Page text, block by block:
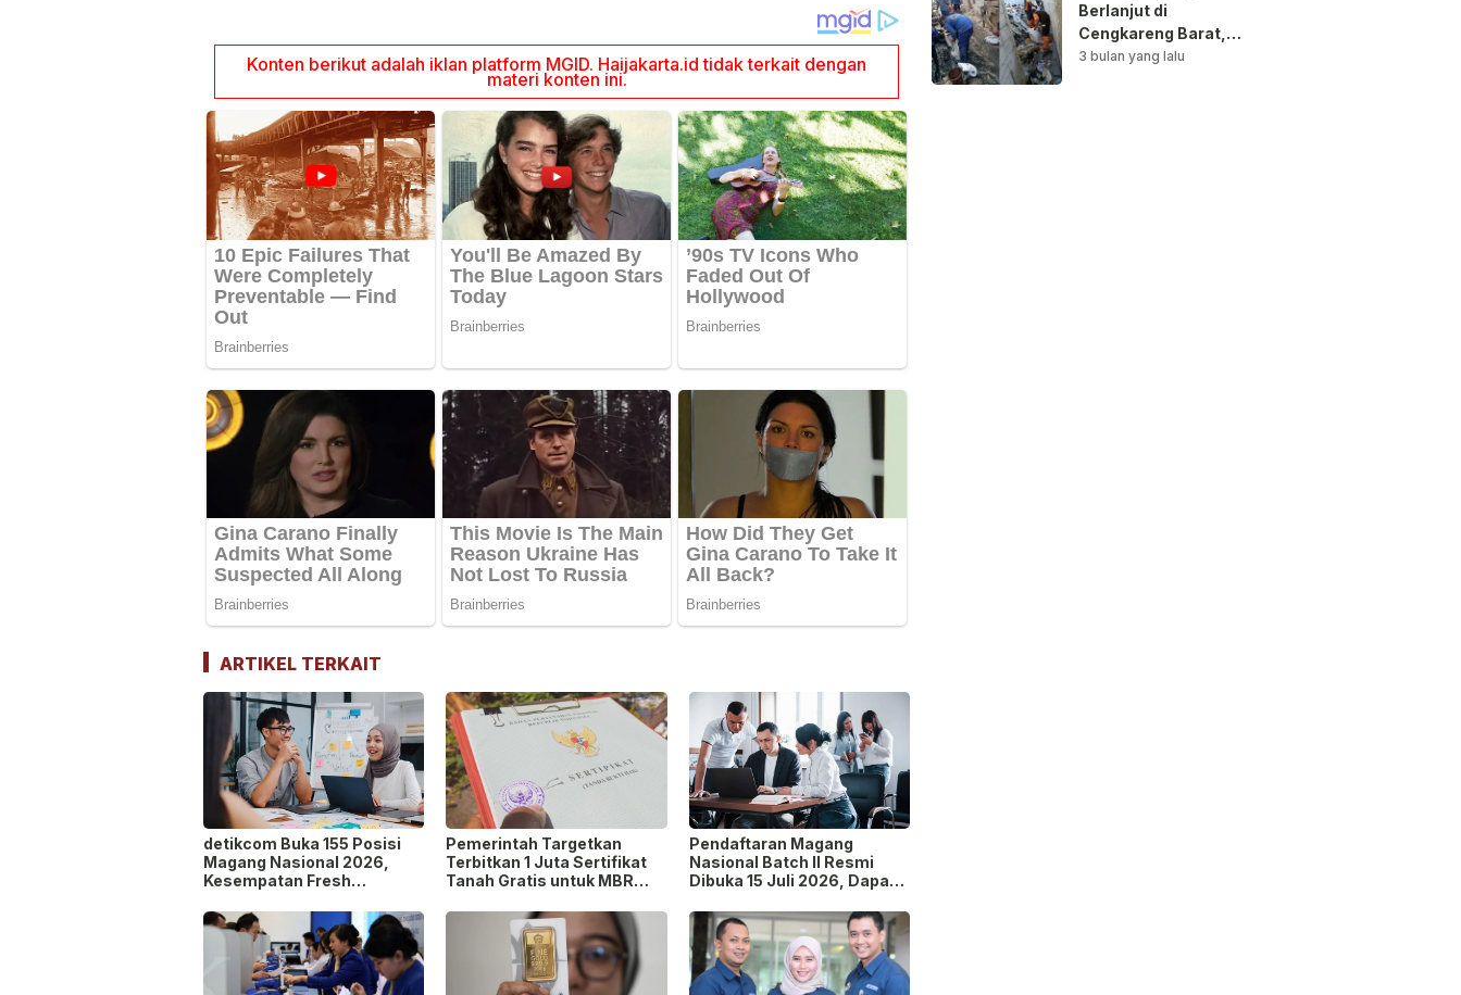
ARTIKEL TERKAIT
detikcom Buka 155 Posisi
Magang Nasional 2026,
Kesempatan Fresh
Media Digital!
Pemerintah Targetkan
Terbitkan 1 Juta Sertifikat
Tanah Gratis untuk MBR
Pendaftaran Magang
Nasional Batch II Resmi
Dibuka 15 Juli 2026, Dapat
Berlanjut di
Cengkareng Barat,
Saluran Air
3 bulan yang lalu